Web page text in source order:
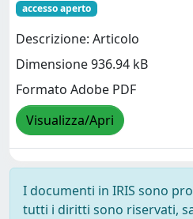
accesso aperto
Descrizione: Articolo
Dimensione 936.94 kB
Formato Adobe PDF
Visualizza/Apri
I documenti in IRIS sono
tutti i diritti sono riservati,